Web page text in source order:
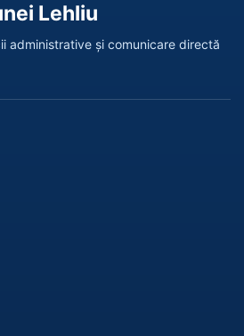
Lehliu
administrative și comunicare directă